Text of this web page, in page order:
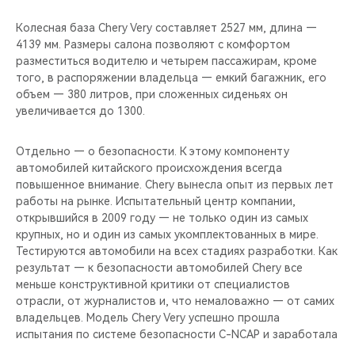
Колесная база Chery Very составляет 2527 мм, длина —
4139 мм. Размеры салона позволяют с комфортом
разместиться водителю и четырем пассажирам, кроме
того, в распоряжении владельца — емкий багажник, его
объем — 380 литров, при сложенных сиденьях он
увеличивается до 1300.
Отдельно — о безопасности. К этому компоненту
автомобилей китайского происхождения всегда
повышенное внимание. Chery вынесла опыт из первых лет
работы на рынке. Испытательный центр компании,
открывшийся в 2009 году — не только один из самых
крупных, но и один из самых укомплектованных в мире.
Тестируются автомобили на всех стадиях разработки. Как
результат — к безопасности автомобилей Chery все
меньше конструктивной критики от специалистов
отрасли, от журналистов и, что немаловажно — от самих
владельцев. Модель Chery Very успешно прошла
испытания по системе безопасности C-NCAP и заработала